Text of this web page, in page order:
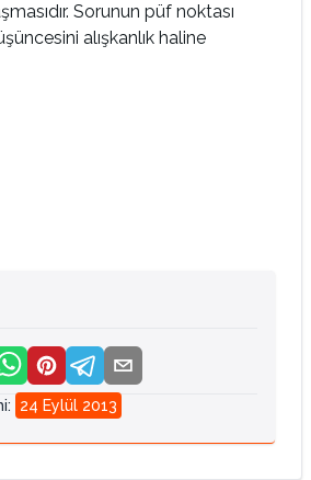
Sorunun püf noktası
alışkanlık haline
: 24 Eylül 2013